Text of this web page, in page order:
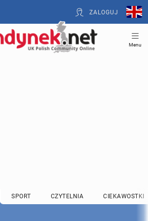
ZALOGUJ
Menu
SPORT CZYTELNIA CIEKAWOSTKI